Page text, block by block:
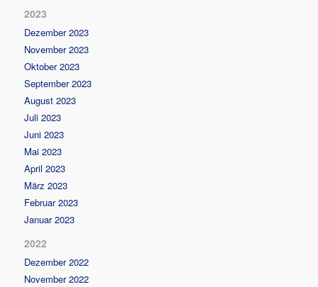
2023
Dezember 2023
November 2023
Oktober 2023
September 2023
August 2023
Juli 2023
Juni 2023
Mai 2023
April 2023
März 2023
Februar 2023
Januar 2023
2022
Dezember 2022
November 2022